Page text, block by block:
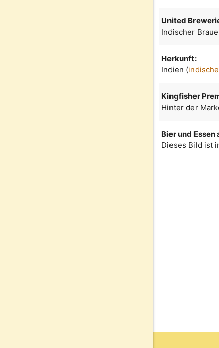
United
Indischer
Herkunft:
Indien (
Kingfisher
Hinter der
Bier und Essen
Dieses Bild ist